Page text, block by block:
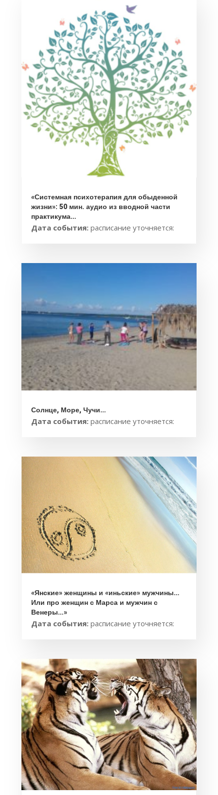
«Системная психотерапия для обыденной
жизни»: 50 мин. аудио из вводной части
практикума…
Дата события: расписание уточняется:
Солнце, Море, Чучи…
Дата события: расписание уточняется:
«Янские» женщины и «иньские» мужчины…
Или про женщин с Марса и мужчин с
Венеры…»
Дата события: расписание уточняется: